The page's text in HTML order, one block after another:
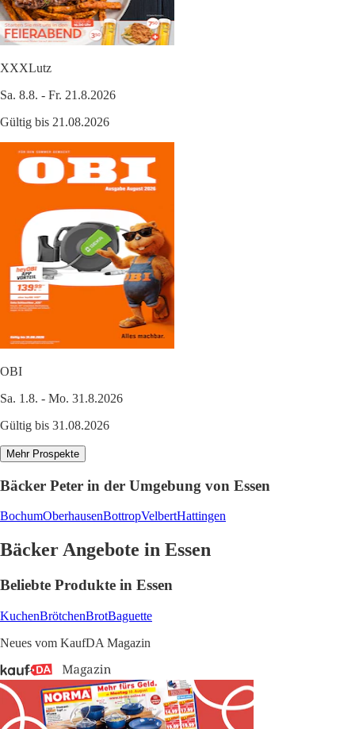
XXXLutz
Sa. 8.8. - Fr. 21.8.2026
Gültig bis 21.08.2026
OBI
Sa. 1.8. - Mo. 31.8.2026
Gültig bis 31.08.2026
Mehr Prospekte
Bäcker Peter in der Umgebung von Essen
BochumOberhausenBottropVelbertHattingen
Bäcker Angebote in Essen
Beliebte Produkte in Essen
KuchenBrötchenBrotBaguette
Neues vom KaufDA Magazin